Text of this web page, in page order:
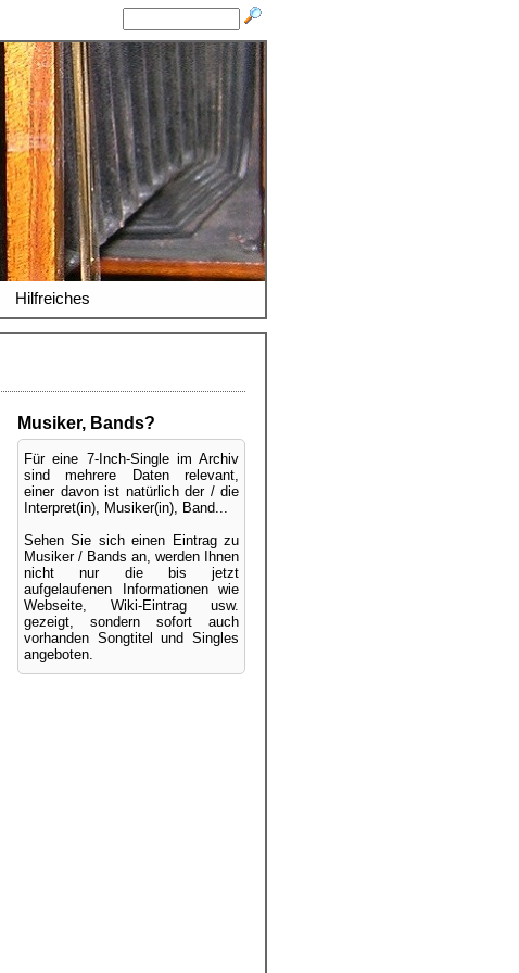
Hilfreiches
Musiker, Bands?
Für eine 7-Inch-Single im Archiv
sind mehrere Daten relevant,
einer davon ist natürlich der / die
Interpret(in), Musiker(in), Band...
Sehen Sie sich einen Eintrag zu
Musiker / Bands an, werden Ihnen
nicht nur die bis jetzt
aufgelaufenen Informationen wie
Webseite, Wiki-Eintrag usw.
gezeigt, sondern sofort auch
vorhanden Songtitel und Singles
angeboten.